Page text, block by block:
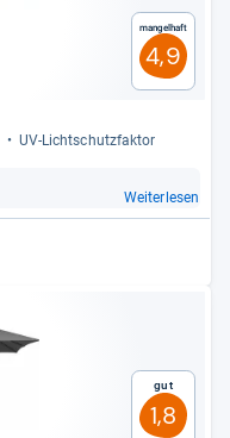
Mangelhaft
4,9
UV-​Licht­schutz­fak­tor
Weiterlesen
Gut
1,8